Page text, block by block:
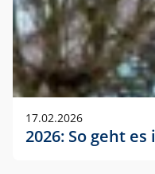
17.02.2026
2026: So geht